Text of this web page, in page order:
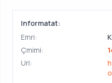
Informatat:
Emri:
Çmimi:
Url: